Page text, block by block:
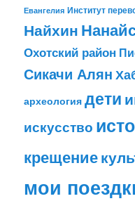
Евангелия Институт
Найхин
Охотский район
Сикачи Алян
археология дети
искусство
крещение
мои